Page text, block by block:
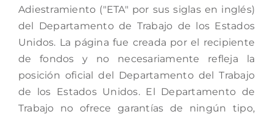
Adiestramiento ("ETA" por sus siglas en inglés)
del Departamento de Trabajo de los Estados
Unidos. La página fue creada por el recipiente
de fondos y no necesariamente refleja la
posición oficial del Departamento del Trabajo
de los Estados Unidos. El Departamento de
Trabajo no ofrece garantías de ningún tipo,